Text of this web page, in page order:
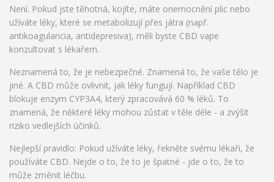
Není. Pokud jste těhotná, kojíte, máte onemocnění plic nebo
užíváte léky, které se metabolizují přes játra (např.
antikoagulancia, antidepresiva), měli byste CBD vape
konzultovat s lékařem.
Neznamená to, že je nebezpečné. Znamená to, že vaše tělo je
jiné. A CBD může ovlivnit, jak léky fungují. Například CBD
blokuje enzym CYP3A4, který zpracovává 60 % léků. To
znamená, že některé léky mohou zůstat v těle déle - a zvýšit
riziko vedlejších účinků.
Nejlepší pravidlo: Pokud užíváte léky, řekněte svému lékaři, že
používáte CBD. Nejde o to, že to je špatné - jde o to, že to
může změnit léčbu.